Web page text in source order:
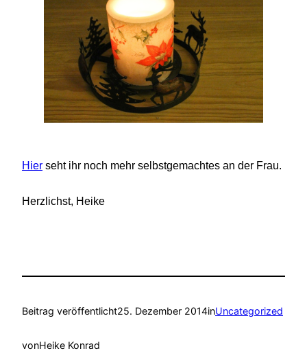
Hier seht ihr noch mehr selbstgemachtes an der Frau.
Herzlichst, Heike
Beitrag veröffentlicht25. Dezember 2014inUncategorized
vonHeike Konrad